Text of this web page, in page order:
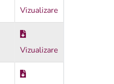
Vizualizare
Vizualizare